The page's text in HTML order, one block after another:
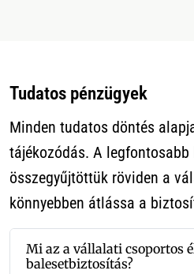
Tudatos pénzügyek
Minden tudatos döntés
tájékozódás. A legfontosabb
összegyűjtöttük röviden a
könnyebben átlássa a
Mi az a vállalati csoportos
balesetbiztosítás?